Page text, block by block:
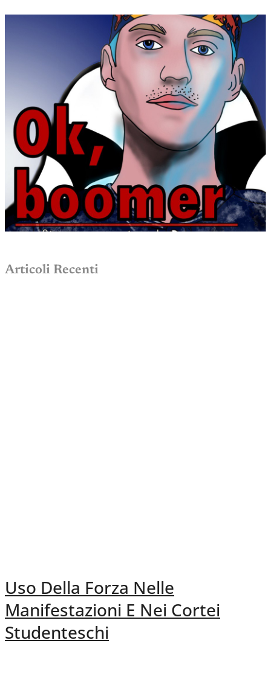
Articoli Recenti
Uso Della Forza Nelle
Manifestazioni E Nei Cortei
Studenteschi